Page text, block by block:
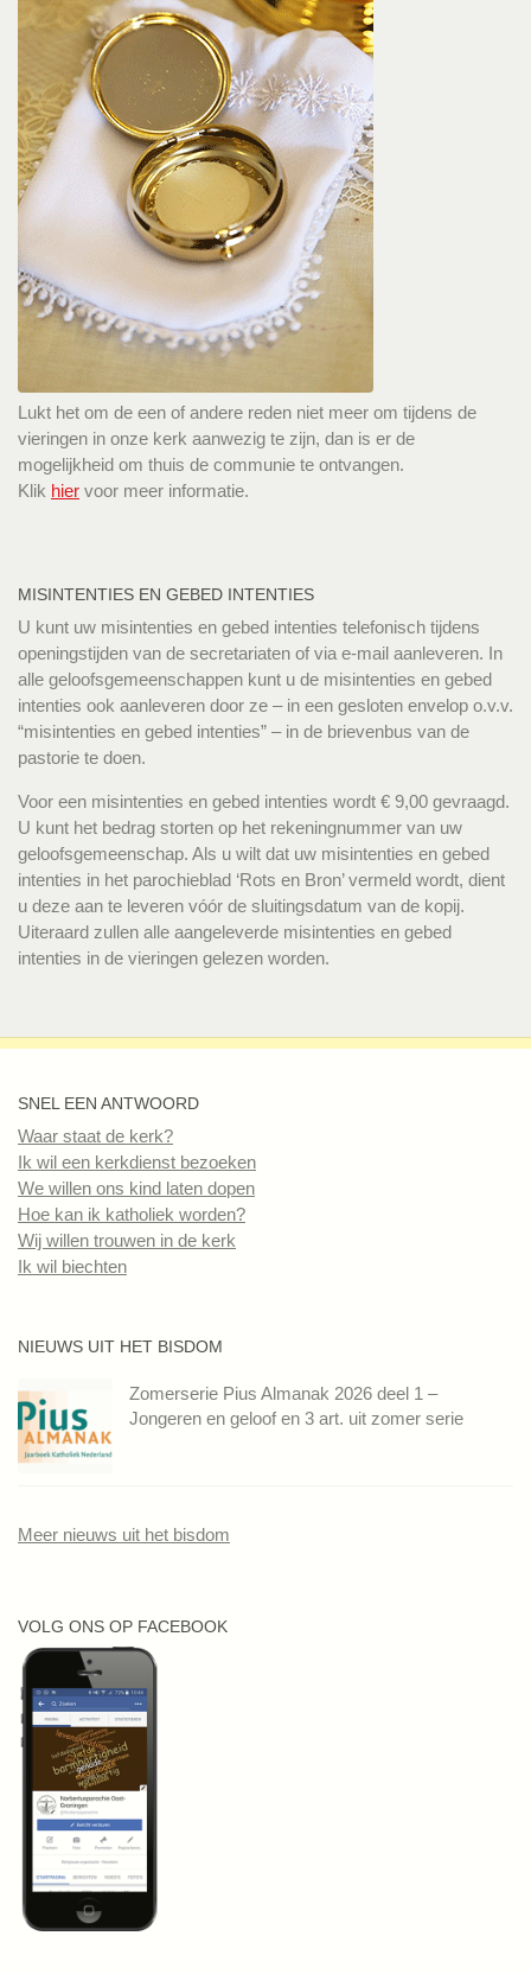
Lukt het om de een of andere reden niet meer om tijdens de
vieringen in onze kerk aanwezig te zijn, dan is er de
mogelijkheid om thuis de communie te ontvangen.
Klik hier voor meer informatie.
MISINTENTIES EN GEBED INTENTIES
U kunt uw misintenties en gebed intenties telefonisch tijdens
openingstijden van de secretariaten of via e-mail aanleveren. In
alle geloofsgemeenschappen kunt u de misintenties en gebed
intenties ook aanleveren door ze – in een gesloten envelop o.v.v.
“misintenties en gebed intenties” – in de brievenbus van de
pastorie te doen.
Voor een misintenties en gebed intenties wordt € 9,00 gevraagd.
U kunt het bedrag storten op het rekeningnummer van uw
geloofsgemeenschap. Als u wilt dat uw misintenties en gebed
intenties in het parochieblad ‘Rots en Bron’ vermeld wordt, dient
u deze aan te leveren vóór de sluitingsdatum van de kopij.
Uiteraard zullen alle aangeleverde misintenties en gebed
intenties in de vieringen gelezen worden.
SNEL EEN ANTWOORD
Waar staat de kerk?
Ik wil een kerkdienst bezoeken
We willen ons kind laten dopen
Hoe kan ik katholiek worden?
Wij willen trouwen in de kerk
Ik wil biechten
NIEUWS UIT HET BISDOM
Zomerserie Pius Almanak 2026 deel 1 –
Jongeren en geloof en 3 art. uit zomer serie
Meer nieuws uit het bisdom
VOLG ONS OP FACEBOOK